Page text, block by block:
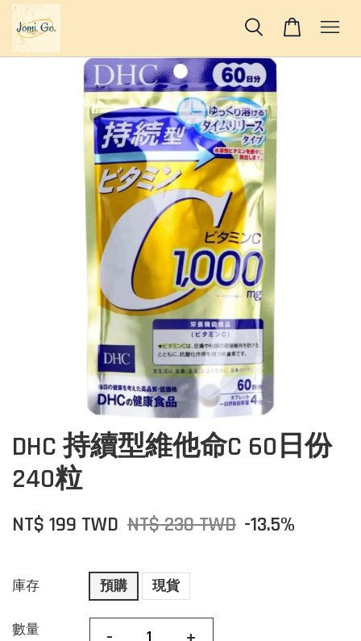
DHC 持續型維他命C 60日份
240粒
NT$ 199 TWD NT$ 230 TWD -13.5%
庫存 預購 現貨
數量